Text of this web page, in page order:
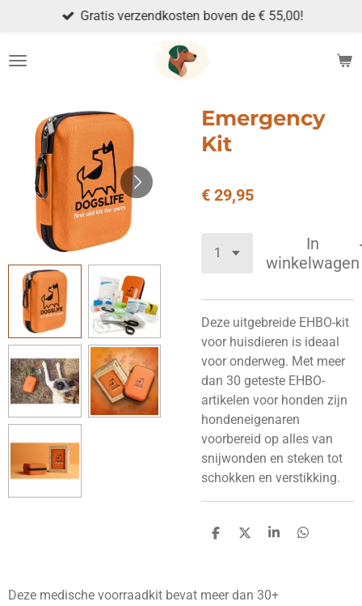
naar
Gratis verzendkosten boven de € 55,00!
Emergency
Kit
€ 29,95
In
winkelwagen
Deze uitgebreide EHBO-kit
voor huisdieren is ideaal
voor onderweg. Met meer
dan 30 geteste EHBO-
artikelen voor honden zijn
hondeneigenaren
voorbereid op alles van
snijwonden en steken tot
schokken en verstikking.
D
n
D
S
e
D
Deze medische voorraadkit bevat meer dan 30+